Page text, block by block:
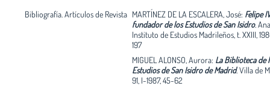
Bibliografía. Artículos de Revista MARTÍNEZ DE LA ESCALERA, José: Felipe
fundador de los Estudios de San Isidro.
Instituto de Estudios Madrileños, t. XXIII,
197
MIGUEL ALONSO, Aurora: La Biblioteca de
Estudios de San Isidro de Madrid.Villa de
91, I-1987, 45-62